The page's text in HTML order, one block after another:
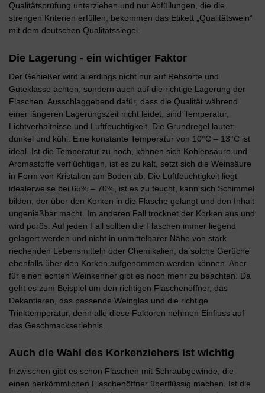
Qualitätsprüfung unterziehen und nur Abfüllungen, die die
strengen Kriterien erfüllen, bekommen das Etikett „Qualitätswein“
mit dem deutschen Qualitätssiegel.
Die Lagerung - ein wichtiger Faktor
Der Genießer wird allerdings nicht nur auf Rebsorte und
Güteklasse achten, sondern auch auf die richtige Lagerung der
Flaschen. Ausschlaggebend dafür, dass die Qualität während
einer längeren Lagerungszeit nicht leidet, sind Temperatur,
Lichtverhältnisse und Luftfeuchtigkeit. Die Grundregel lautet:
dunkel und kühl. Eine konstante Temperatur von 10°C – 13°C ist
ideal. Ist die Temperatur zu hoch, können sich Kohlensäure und
Aromastoffe verflüchtigen, ist es zu kalt, setzt sich die Weinsäure
in Form von Kristallen am Boden ab. Die Luftfeuchtigkeit liegt
idealerweise bei 65% – 70%, ist es zu feucht, kann sich Schimmel
bilden, der über den Korken in die Flasche gelangt und den Inhalt
ungenießbar macht. Im anderen Fall trocknet der Korken aus und
wird porös. Auf jeden Fall sollten die Flaschen immer liegend
gelagert werden und nicht in unmittelbarer Nähe von stark
riechenden Lebensmitteln oder Chemikalien, da solche Gerüche
ebenfalls über den Korken aufgenommen werden können. Aber
für einen echten Weinkenner gibt es noch mehr zu beachten. Da
geht es zum Beispiel um den richtigen Flaschenöffner, das
Dekantieren, das passende Weinglas und die richtige
Trinktemperatur, denn alle diese Faktoren nehmen Einfluss auf
das Geschmackserlebnis.
Auch die Wahl des Korkenziehers ist wichtig
Inzwischen gibt es schon Flaschen mit Schraubgewinde, die
einen herkömmlichen Flaschenöffner überflüssig machen. Ist die